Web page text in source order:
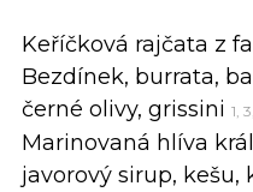
Keříčková rajčata z
Bezdínek, burrata,
černé olivy, grissini 1,
Marinovaná hlíva
javorový sirup, kešu,